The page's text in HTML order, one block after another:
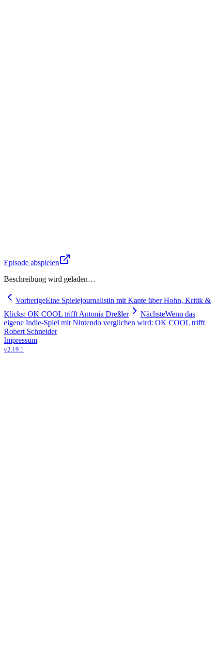
Episode abspielen
Beschreibung wird geladen…
VorherigeEine Spielejournalistin mit Kante über Hohn, Kritik &
Klicks: OK COOL trifft Antonia Dreßler
NächsteWenn das
eigene Indie-Spiel mit Nintendo verglichen wird: OK COOL trifft
Robert Schneider
Impressum
v2.19.1